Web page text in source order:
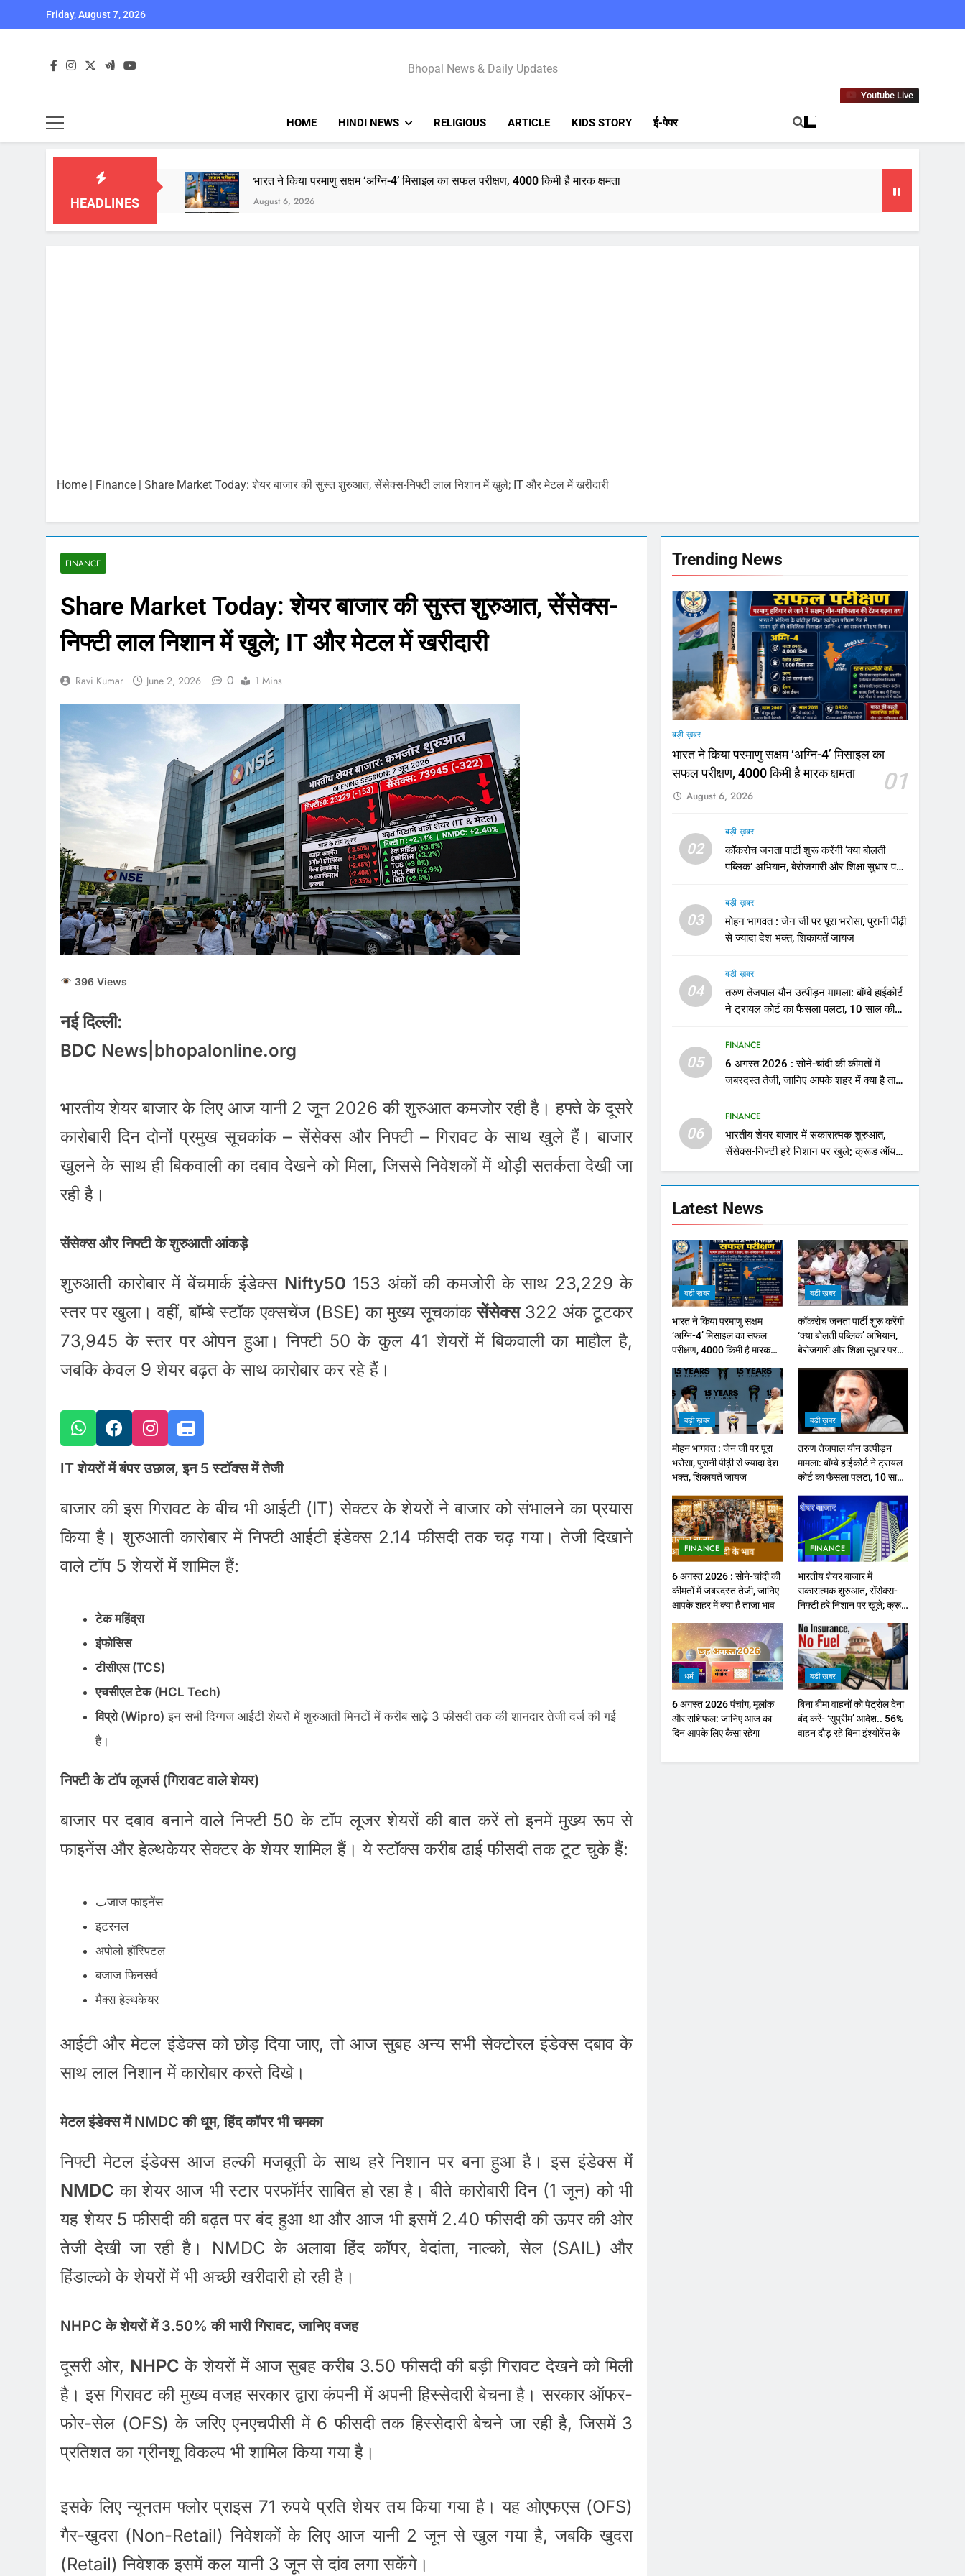
Friday, August 7, 2026
Bhopal Latest News In Hindi
Bhopal News & Daily Updates
Youtube Live
HOME HINDI NEWS RELIGIOUS ARTICLE KIDS STORY ई-पेपर
HEADLINES
भारत ने किया परमाणु सक्षम ‘अग्नि-4’ मिसाइल का सफल परीक्षण, 4000 किमी है मारक क्षमता
August 6, 2026
August 5, 2026
Gold and Silver Price Today : सोने और चांदी के दामों में भारी उछाल, जानिए 5 अगस्त के ताजा भाव
Share Market Update Today: सेंसेक्स 500 अंक उछला, निफ्टी 24,600 के पार, रुपया भी मजबूत
Home | Finance | Share Market Today: शेयर बाजार की सुस्त शुरुआत, सेंसेक्स-निफ्टी लाल निशान में खुले; IT और मेटल में खरीदारी
FINANCE
Share Market Today: शेयर बाजार की सुस्त शुरुआत, सेंसेक्स-
निफ्टी लाल निशान में खुले; IT और मेटल में खरीदारी
Ravi Kumar June 2, 2026 0 1 Mins
396 Views
नई दिल्ली:
BDC News|bhopalonline.org
भारतीय शेयर बाजार के लिए आज यानी 2 जून 2026 की शुरुआत कमजोर रही है। हफ्ते के दूसरे
कारोबारी दिन दोनों प्रमुख सूचकांक – सेंसेक्स और निफ्टी – गिरावट के साथ खुले हैं। बाजार
खुलने के साथ ही बिकवाली का दबाव देखने को मिला, जिससे निवेशकों में थोड़ी सतर्कता देखी जा
रही है।
सेंसेक्स और निफ्टी के शुरुआती आंकड़े
शुरुआती कारोबार में बेंचमार्क इंडेक्स Nifty50 153 अंकों की कमजोरी के साथ 23,229 के
स्तर पर खुला। वहीं, बॉम्बे स्टॉक एक्सचेंज (BSE) का मुख्य सूचकांकसेंसेक्स322 अंक टूटकर
73,945 के स्तर पर ओपन हुआ। निफ्टी 50 के कुल 41 शेयरों में बिकवाली का माहौल है,
जबकि केवल 9 शेयर बढ़त के साथ कारोबार कर रहे हैं।
IT शेयरों में बंपर उछाल, इन 5 स्टॉक्स में तेजी
बाजार की इस गिरावट के बीच भी आईटी (IT) सेक्टर के शेयरों ने बाजार को संभालने का प्रयास
किया है। शुरुआती कारोबार में निफ्टी आईटी इंडेक्स 2.14 फीसदी तक चढ़ गया। तेजी दिखाने
वाले टॉप 5 शेयरों में शामिल हैं:
टेक महिंद्रा
इंफोसिस
टीसीएस (TCS)
एचसीएल टेक (HCL Tech)
विप्रो (Wipro) इन सभी दिग्गज आईटी शेयरों में शुरुआती मिनटों में करीब साढ़े 3 फीसदी तक की शानदार तेजी दर्ज की गई
है।
निफ्टी के टॉप लूजर्स (गिरावट वाले शेयर)
बाजार पर दबाव बनाने वाले निफ्टी 50 के टॉप लूजर शेयरों की बात करें तो इनमें मुख्य रूप से
फाइनेंस और हेल्थकेयर सेक्टर के शेयर शामिल हैं। ये स्टॉक्स करीब ढाई फीसदी तक टूट चुके हैं:
بजाज फाइनेंस
इटरनल
अपोलो हॉस्पिटल
बजाज फिनसर्व
मैक्स हेल्थकेयर
आईटी और मेटल इंडेक्स को छोड़ दिया जाए, तो आज सुबह अन्य सभी सेक्टोरल इंडेक्स दबाव के
साथ लाल निशान में कारोबार करते दिखे।
मेटल इंडेक्स में NMDC की धूम, हिंद कॉपर भी चमका
निफ्टी मेटल इंडेक्स आज हल्की मजबूती के साथ हरे निशान पर बना हुआ है। इस इंडेक्स में
NMDC का शेयर आज भी स्टार परफॉर्मर साबित हो रहा है। बीते कारोबारी दिन (1 जून) को भी
यह शेयर 5 फीसदी की बढ़त पर बंद हुआ था और आज भी इसमें 2.40 फीसदी की ऊपर की ओर
तेजी देखी जा रही है। NMDC के अलावा हिंद कॉपर, वेदांता, नाल्को, सेल (SAIL) और
हिंडाल्को के शेयरों में भी अच्छी खरीदारी हो रही है।
NHPC के शेयरों में 3.50% की भारी गिरावट, जानिए वजह
दूसरी ओर, NHPC के शेयरों में आज सुबह करीब 3.50 फीसदी की बड़ी गिरावट देखने को मिली
है। इस गिरावट की मुख्य वजह सरकार द्वारा कंपनी में अपनी हिस्सेदारी बेचना है। सरकार ऑफर-
फोर-सेल (OFS) के जरिए एनएचपीसी में 6 फीसदी तक हिस्सेदारी बेचने जा रही है, जिसमें 3
प्रतिशत का ग्रीनशू विकल्प भी शामिल किया गया है।
इसके लिए न्यूनतम फ्लोर प्राइस 71 रुपये प्रति शेयर तय किया गया है। यह ओएफएस (OFS)
गैर-खुदरा (Non-Retail) निवेशकों के लिए आज यानी 2 जून से खुल गया है, जबकि खुदरा
(Retail) निवेशक इसमें कल यानी 3 जून से दांव लगा सकेंगे।
Trending News
बड़ी ख़बर
भारत ने किया परमाणु सक्षम ‘अग्नि-4’ मिसाइल का
सफल परीक्षण, 4000 किमी है मारक क्षमता
01
August 6, 2026
02
बड़ी ख़बर
कॉकरोच जनता पार्टी शुरू करेंगी ‘क्या बोलती
पब्लिक’ अभियान, बेरोजगारी और शिक्षा सुधार पर
03
बड़ी ख़बर
मोहन भागवत : जेन जी पर पूरा भरोसा, पुरानी पीढ़ी
से ज्यादा देश भक्त, शिकायतें जायज
04
बड़ी ख़बर
तरुण तेजपाल यौन उत्पीड़न मामला: बॉम्बे हाईकोर्ट
ने ट्रायल कोर्ट का फैसला पलटा, 10 साल की
05
FINANCE
6 अगस्त 2026 : सोने-चांदी की कीमतों में
जबरदस्त तेजी, जानिए आपके शहर में क्या है ताजा
06
FINANCE
भारतीय शेयर बाजार में सकारात्मक शुरुआत,
सेंसेक्स-निफ्टी हरे निशान पर खुले; क्रूड ऑयल
में नरमी
Latest News
बड़ी ख़बर
भारत ने किया परमाणु सक्षम
‘अग्नि-4’ मिसाइल का सफल
परीक्षण, 4000 किमी है मारक
बड़ी ख़बर
कॉकरोच जनता पार्टी शुरू करेंगी
‘क्या बोलती पब्लिक’ अभियान,
बेरोजगारी और शिक्षा सुधार पर
बड़ी ख़बर
मोहन भागवत : जेन जी पर पूरा
भरोसा, पुरानी पीढ़ी से ज्यादा देश
भक्त, शिकायतें जायज
बड़ी ख़बर
तरुण तेजपाल यौन उत्पीड़न
मामला: बॉम्बे हाईकोर्ट ने ट्रायल
कोर्ट का फैसला पलटा, 10 साल
FINANCE
6 अगस्त 2026 : सोने-चांदी की
कीमतों में जबरदस्त तेजी, जानिए
आपके शहर में क्या है ताजा भाव
FINANCE
भारतीय शेयर बाजार में
सकारात्मक शुरुआत, सेंसेक्स-
निफ्टी हरे निशान पर खुले; क्रूड
धर्म
6 अगस्त 2026 पंचांग, मूलांक
और राशिफल: जानिए आज का
दिन आपके लिए कैसा रहेगा
बड़ी ख़बर
बिना बीमा वाहनों को पेट्राेल देना
बंद करें- ‘सुप्रीम’ आदेश.. 56%
वाहन दौड़ रहे बिना इंश्योरेंस के